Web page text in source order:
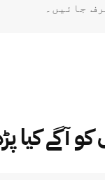
جائیں۔
آگے کیا